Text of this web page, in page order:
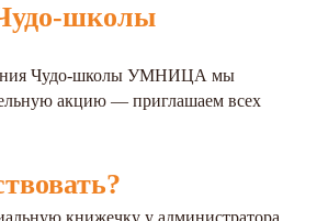
школы
Чудо‑школы УМНИЦА мы
акцию — приглашаем всех
книжечку у администратора